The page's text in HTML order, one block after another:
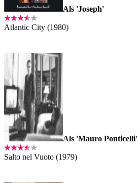
Als 'Joseph'
Atlantic City (1980)
Als 'Mauro Ponticelli'
Salto nel Vuoto (1979)